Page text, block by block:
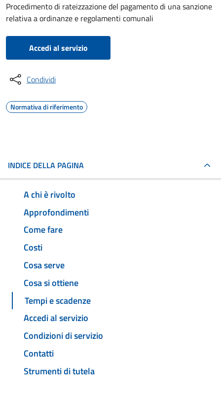
Procedimento di rateizzazione del pagamento di una sanzione
relativa a ordinanze e regolamenti comunali
Accedi al servizio
Condividi
Normativa di riferimento
INDICE DELLA PAGINA
A chi è rivolto
Approfondimenti
Come fare
Costi
Cosa serve
Cosa si ottiene
Tempi e scadenze
Accedi al servizio
Condizioni di servizio
Contatti
Strumenti di tutela